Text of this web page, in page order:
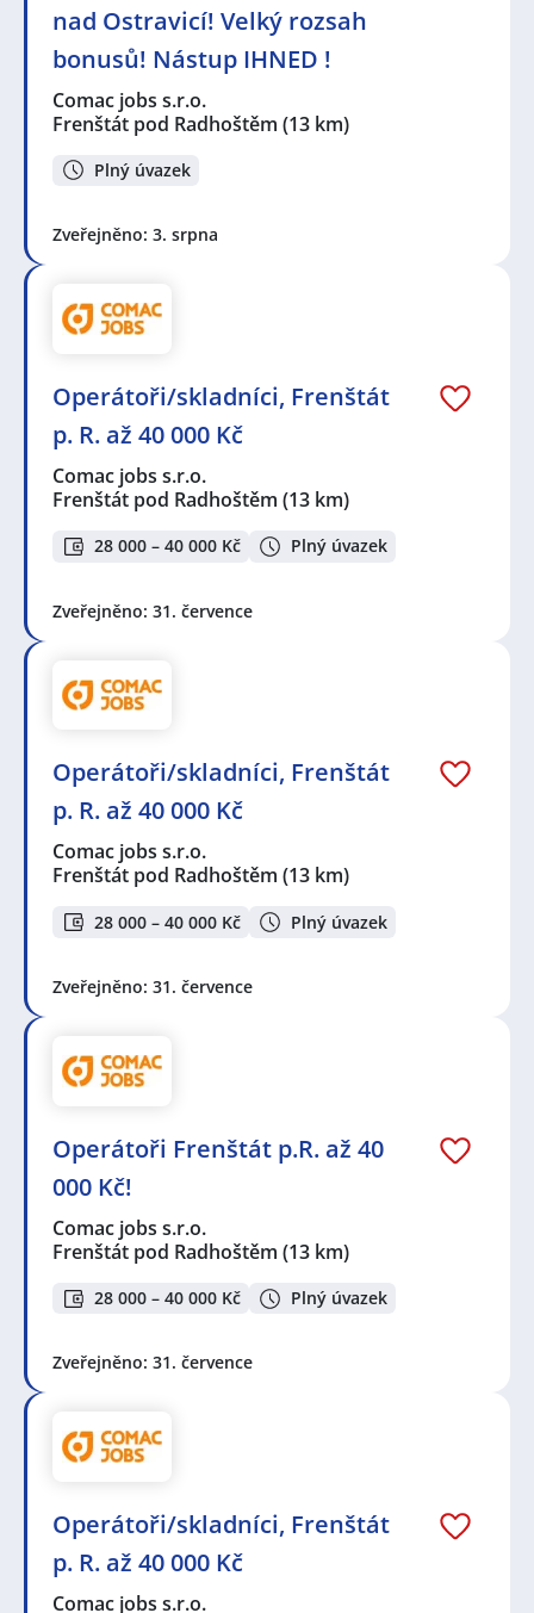
nad Ostravicí! Velký rozsah
bonusů! Nástup IHNED !
Comac jobs s.r.o.
Frenštát pod Radhoštěm (13 km)
Plný úvazek
Zveřejněno: 3. srpna
Operátoři/skladníci, Frenštát
p. R. až 40 000 Kč
Comac jobs s.r.o.
Frenštát pod Radhoštěm (13 km)
28 000 – 40 000 Kč Plný úvazek
Zveřejněno: 31. července
Operátoři/skladníci, Frenštát
p. R. až 40 000 Kč
Comac jobs s.r.o.
Frenštát pod Radhoštěm (13 km)
28 000 – 40 000 Kč Plný úvazek
Zveřejněno: 31. července
Operátoři Frenštát p.R. až 40
000 Kč!
Comac jobs s.r.o.
Frenštát pod Radhoštěm (13 km)
28 000 – 40 000 Kč Plný úvazek
Zveřejněno: 31. července
Operátoři/skladníci, Frenštát
p. R. až 40 000 Kč
Comac jobs s.r.o.